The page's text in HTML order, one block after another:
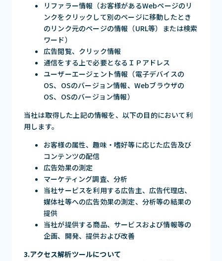
リファラー情報（お客様があるWebページのリ
ンクをクリックして別のページに移動したとき
のリンク元のページの情報（URL等）または検索
ワード）
広告閲覧、クリック情報
通信をする上で必要となるＩＰアドレス
ユーザーエージェント情報（電子デバイスの
OS、OSのバージョン情報、Webブラウザの
OS、OSのバージョン情報）
当社は取得した上記の情報を、以下の目的において利
用します。
お客様の属性、趣味・嗜好等に応じた広告及び
コンテンツの配信
広告効果の測定
マーケティング調査、分析
当社サービスを利用する広告主、広告代理店、
媒体社等への広告効果の測定、分析等の結果の
提供
当社が提供する商品、サービスおよび情報等の
企画、開発、提供および改善
3.アクセス解析ツールについて